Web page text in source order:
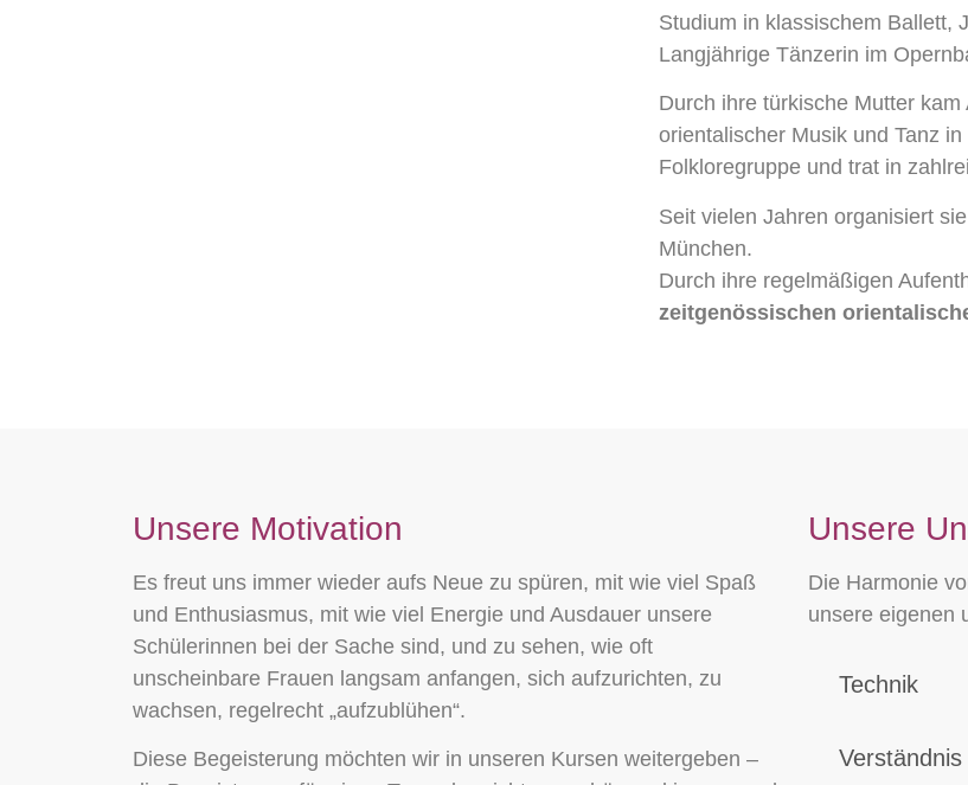
Studium in klassischem Ballett,
Langjährige Tänzerin im
Durch ihre türkische Mutter
orientalischer Musik und Tanz
Folkloregruppe und trat in
Seit vielen Jahren organisiert
München.
Durch ihre regelmäßigen
zeitgenössischen
Unsere Motivation
Es freut uns immer wieder aufs Neue zu spüren, mit wie viel Spaß
und Enthusiasmus, mit wie viel Energie und Ausdauer unsere
Schülerinnen bei der Sache sind, und zu sehen, wie oft
unscheinbare Frauen langsam anfangen, sich aufzurichten, zu
wachsen, regelrecht „aufzublühen“.
Diese Begeisterung möchten wir in unseren Kursen weitergeben –
Unsere
Die Harmonie
unsere eigenen
Technik
Verständnis